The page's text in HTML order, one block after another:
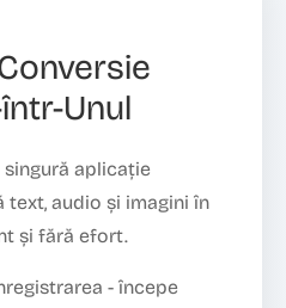
Unul
aplicație
text, audio și imagini în
și fără efort.
- începe